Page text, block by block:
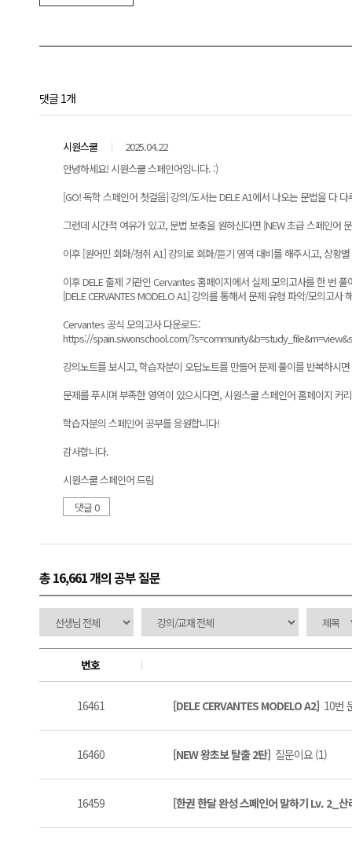
댓글 1개
시원스쿨
2025.04.22
안녕하세요! 시원스쿨 스페인어입니다. :)
[GO! 독학 스페인어 첫걸음] 강의/도서는 DELE A1에서 나오는 문법을 다
그런데 시간적 여유가 있고, 문법 보충을 원하신다면 [NEW 초급 스페인어
이후 [원어민 회화/청취 A1] 강의로 회화/듣기 영역 대비를 해주시고, 상황
이후 DELE 출제 기관인 Cervantes 홈페이지에서 실제 모의고사를 한 번 풀
[DELE CERVANTES MODELO A1] 강의를 통해서 문제 유형 파악/모의고
Cervantes 공식 모의고사 다운로드:
https://spain.siwonschool.com/
강의노트를 보시고, 학습자분이 오답노트를 만들어 문제 풀이를 반복하시
문제를 푸시며 부족한 영역이 있으시다면, 시원스쿨 스페인어 홈페이지 커
학습자분의 스페인어 공부를 응원합니다!
감사합니다.
시원스쿨 스페인어 드림
댓글 0
총 16,661 개의 공부 질문
번호
16461 [DELE CERVANTES MODELO A2] 10번
16460 [NEW 왕초보 탈출 2탄] 질문이요 (1)
16459 [한권 한달 완성 스페인어 말하기 Lv. 2_